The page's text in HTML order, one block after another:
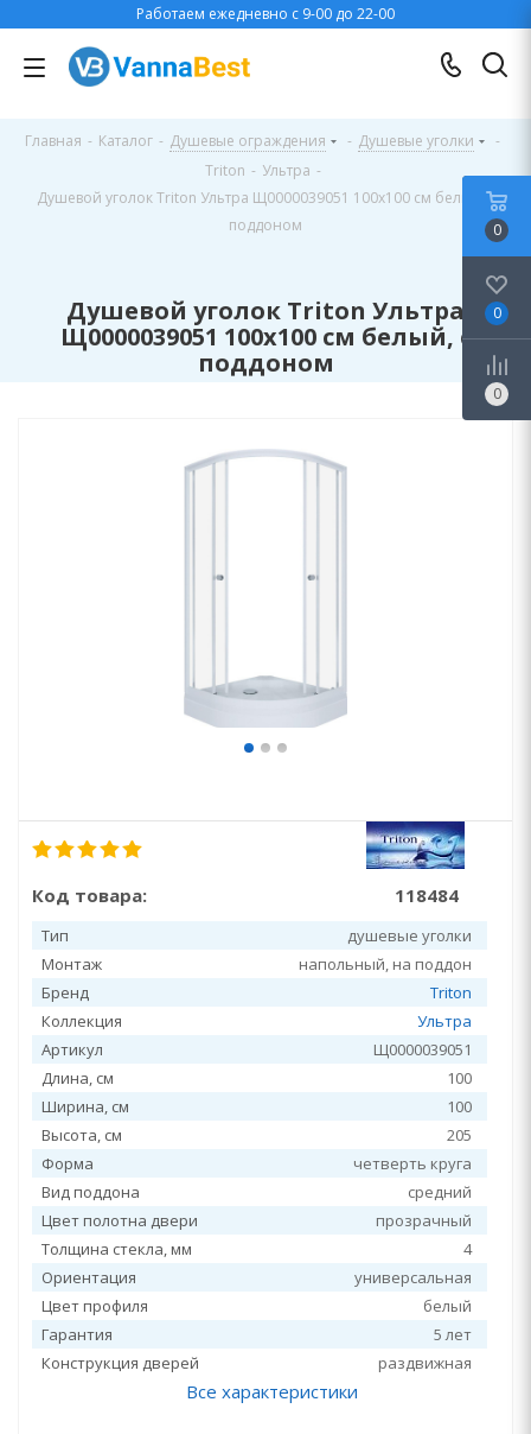
Работаем ежедневно с 9-00 до 22-00
Главная - Каталог - Душевые ограждения - Душевые уголки
-
Triton - Ультра -
Душевой уголок Triton Ультра Щ0000039051 100х100 см белый, с
поддоном
Душевой уголок Triton Ультра
Щ0000039051 100х100 см белый, с
поддоном
Код товара: 118484
Тип
душевые уголки
Монтаж
напольный, на поддон
Бренд
Triton
Коллекция
Ультра
Артикул
Щ0000039051
Длина, см
100
Ширина, см
100
Высота, см
205
Форма
четверть круга
Вид поддона
средний
Цвет полотна двери
прозрачный
Толщина стекла, мм
4
Ориентация
универсальная
Цвет профиля
белый
Гарантия
5 лет
Конструкция дверей
раздвижная
Все характеристики
0
0
0